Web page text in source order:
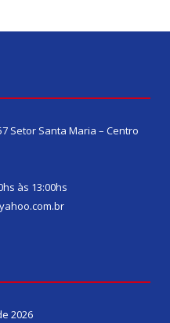
Setor Santa Maria – Centro
às 13:00hs
2026